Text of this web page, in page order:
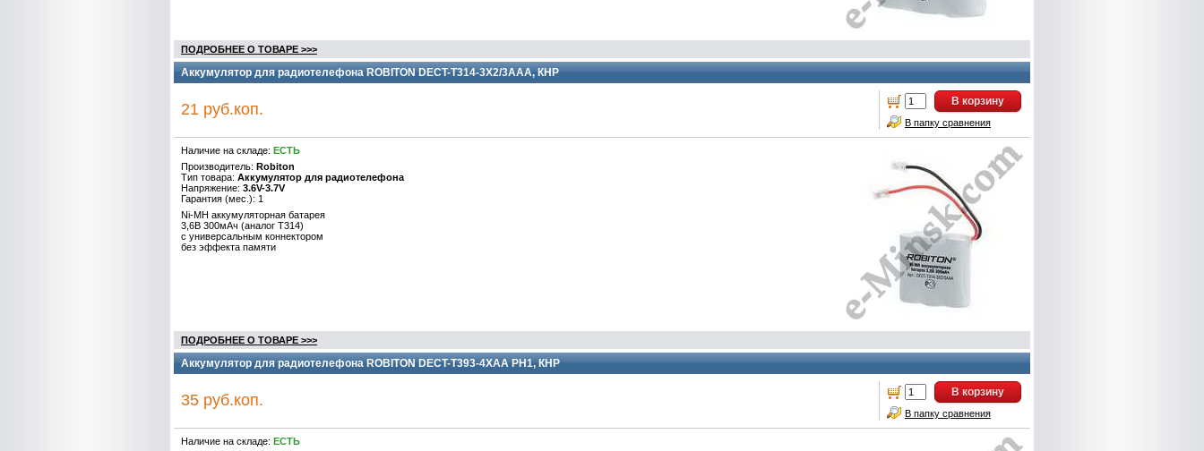
ПОДРОБНЕЕ О ТОВАРЕ >>>
Аккумулятор для радиотелефона ROBITON DECT-T314-3X2/3AAA, КНР
21 руб.коп. В корзину
В папку сравнения
Наличие на складе: ЕСТЬ
Производитель: Robiton
Тип товара: Аккумулятор для радиотелефона
Напряжение: 3.6V-3.7V
Гарантия (мес.): 1
Ni-MH аккумуляторная батарея
3,6B 300мАч (аналог Т314)
с универсальным коннектором
без эффекта памяти
ПОДРОБНЕЕ О ТОВАРЕ >>>
Аккумулятор для радиотелефона ROBITON DECT-T393-4XAA PH1, КНР
35 руб.коп. В корзину
В папку сравнения
Наличие на складе: ЕСТЬ